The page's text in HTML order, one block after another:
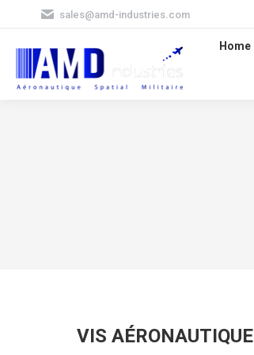
sales@amd-industries.com
Home
VIS AÉRONAUTIQUE